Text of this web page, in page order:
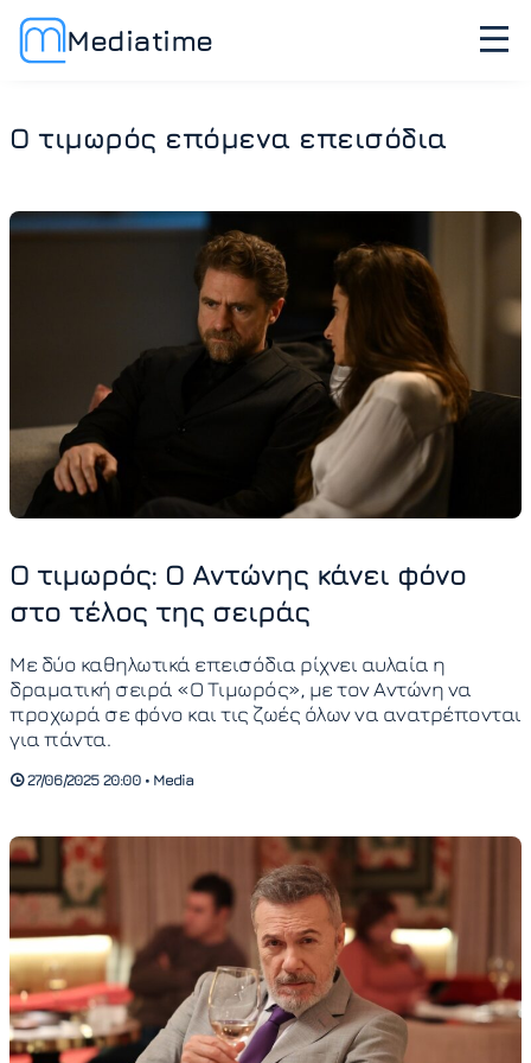
Mediatime
Ο τιμωρός επόμενα επεισόδια
Ο τιμωρός: Ο Αντώνης κάνει φόνο
στο τέλος της σειράς
Με δύο καθηλωτικά επεισόδια ρίχνει αυλαία η
δραματική σειρά «Ο Τιμωρός», με τον Αντώνη να
προχωρά σε φόνο και τις ζωές όλων να ανατρέπονται
για πάντα.
27/06/2025 20:00 • Media